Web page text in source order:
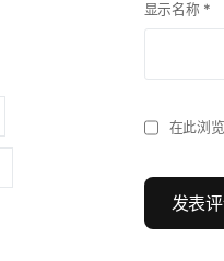
显示名称 *
在此浏